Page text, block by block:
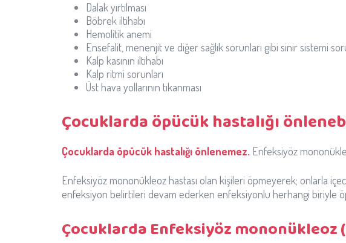
Dalak yırtılması
Böbrek iltihabı
Hemolitik anemi
Ensefalit, menenjit ve diğer sağlık sorunları gibi sinir sistemi
Kalp kasının iltihabı
Kalp ritmi sorunları
Üst hava yollarının tıkanması
Çocuklarda öpücük hastalığı
Çocuklarda öpücük hastalığı önlenemez. Enfeksiyöz
Enfeksiyöz mononükleoz hastası olan kişileri öpmeyerek; onlarla
enfeksiyon belirtileri devam ederken enfeksiyonlu herhangi biriyle
Çocuklarda Enfeksiyöz mononükleoz